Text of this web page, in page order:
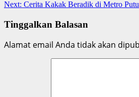
Reading
Next: Cerita Kakak Beradik di Metro
Tinggalkan Balasan
Alamat email Anda tidak akan